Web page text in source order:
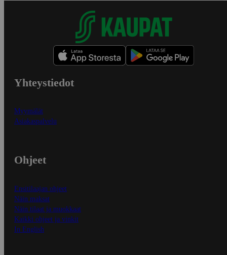
Yhteystiedot
Myymälät
Asiakaspalvelu
Ohjeet
Ensitilaajan ohjeet
Näin maksat
Näin tilaat ja muokkaat
Kaikki ohjeet ja vinkit
In English